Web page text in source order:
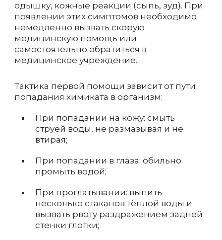
одышку, кожные реакции (сыпь, зуд). При
появлении этих симптомов необходимо
немедленно вызвать скорую
медицинскую помощь или
самостоятельно обратиться в
медицинское учреждение.
Тактика первой помощи зависит от пути
попадания химиката в организм:
При попадании на кожу: смыть
струёй воды, не размазывая и не
втирая;
При попадании в глаза: обильно
промыть водой;
При проглатывании: выпить
несколько стаканов тёплой воды и
вызвать рвоту раздражением задней
стенки глотки;